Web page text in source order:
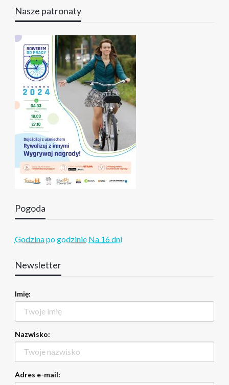
Nasze patronaty
Pogoda
Godzina po godzinie Na 16 dni
Newsletter
Imię:
Nazwisko:
Adres e-mail: